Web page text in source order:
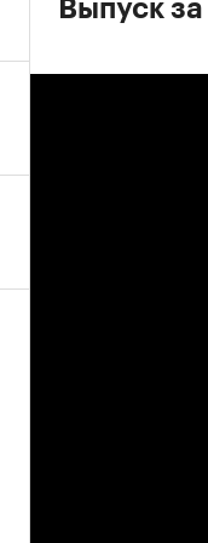
Выпуск